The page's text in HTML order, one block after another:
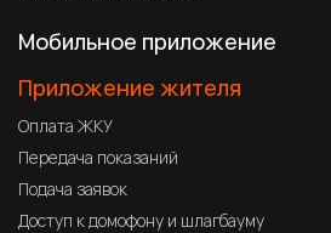
Мобильное приложение
Приложение жителя
Оплата ЖКУ
Передача показаний
Подача заявок
Доступ к домофону и шлагбауму